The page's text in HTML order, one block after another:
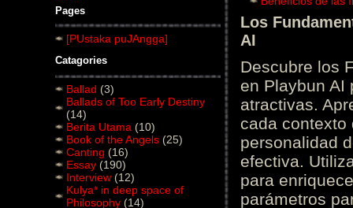
Pages
[PUstaka puJAngga]
Catagories
Ballad (3)
Ballads of Too Early Destiny
(14)
Berita Utama (10)
Book of the Angels (25)
Canting (16)
Essay (190)
Interview (12)
Kulya* in deep space of
Philosophy (14)
Los
AI
Descubre los
en Playbun AI
atractivas.
cada contexto
personalidad
efectiva.
para
parámetros